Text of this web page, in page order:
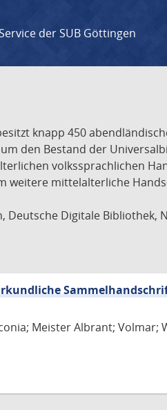
der SUB Göttingen
knapp 450
den Bestand der
volkssprachlichen
weitere mittelalterliche
Deutsche Digitale Bibliothek,
Meister Albrant; Volmar;